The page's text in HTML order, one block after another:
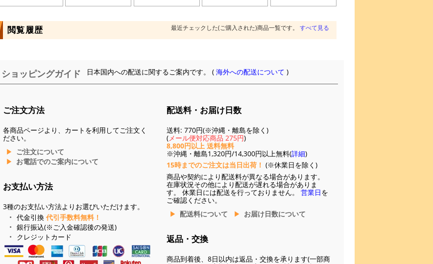
閲覧履歴 最近チェックした(ご購入された)商品一覧です。 すべて見る
ショッピングガイド 日本国内への配送に関するご案内です。 (海外への配送について )
ご注文方法
各商品ページより、カートを利用してご注文く
ださい。
ご注文について
お電話でのご案内について
お支払い方法
3種のお支払い方法よりお選びいただけます。
代金引換 代引手数料無料！
銀行振込(※ご入金確認後の発送)
クレジットカード
配送料・お届け日数
送料: 770円(※沖縄・離島を除く)
(メール便対応商品 275円)
8,800円以上 送料無料
※沖縄・離島1,320円/14,300円以上無料(詳細)
15時までのご注文は当日出荷！ (※休業日を除く)
商品や契約により配送料が異なる場合があります。
在庫状況その他により配送が遅れる場合がありま
す。 休業日には配送を行っておりません。 営業日を
ご確認ください。
配送料について
お届け日数について
返品・交換
商品到着後、8日以内は返品・交換を承ります(一部商